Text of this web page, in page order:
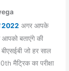
2022 अगर आपके
बताएंगे की
जो हर साल
मैट्रिक का परीक्षा